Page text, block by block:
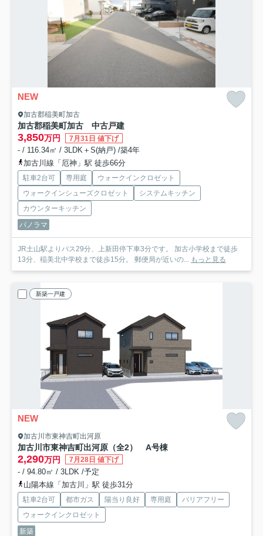
NEW
加古郡稲美町加古
加古郡稲美町加古 中古戸建
3,850万円 7月31日 値下げ
- / 116.34㎡ / 3LDK＋S(納戸) /築4年
加古川線「厄神」駅 徒歩66分
駐車2台可 専用庭
ウォークインクロゼット
ウォークインシューズクロゼット
システムキッチン
カウンターキッチン
パノラマ
JR土山駅よりバス29分、上新田停下車3分です。 加古小学校まで徒歩
13分、稲美北中学校まで徒歩15分。 郵便局が近いの... もっと見る
新築一戸建
NEW
加古川市東神吉町出河原
加古川市東神吉町出河原（全2） A号棟
2,290万円 7月28日 値下げ
- / 94.80㎡ / 3LDK /予定
山陽本線「加古川」駅 徒歩31分
駐車2台可 都市ガス 陽当り良好 専用庭
バリアフリー
ウォークインクロゼット
新築